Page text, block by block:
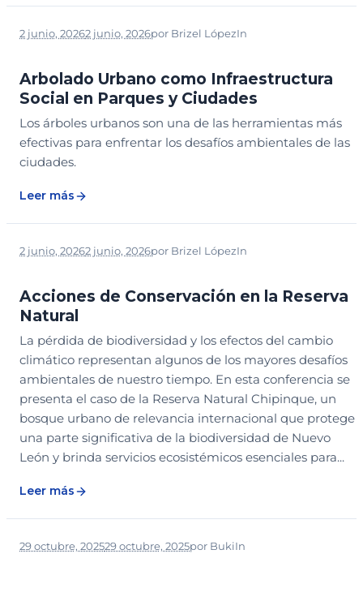
2 junio, 20262 junio, 2026por Brizel LópezIn
Arbolado Urbano como Infraestructura
Social en Parques y Ciudades
Los árboles urbanos son una de las herramientas más
efectivas para enfrentar los desafíos ambientales de las
ciudades.
Leer más
2 junio, 20262 junio, 2026por Brizel LópezIn
Acciones de Conservación en la Reserva
Natural
La pérdida de biodiversidad y los efectos del cambio
climático representan algunos de los mayores desafíos
ambientales de nuestro tiempo. En esta conferencia se
presenta el caso de la Reserva Natural Chipinque, un
bosque urbano de relevancia internacional que protege
una parte significativa de la biodiversidad de Nuevo
León y brinda servicios ecosistémicos esenciales para...
Leer más
29 octubre, 202529 octubre, 2025por BukiIn